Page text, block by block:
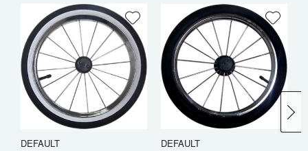
DEFAULT DEFAULT